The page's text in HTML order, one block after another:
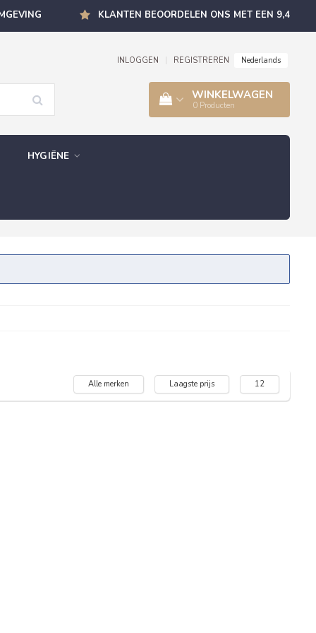
KLANTEN BEOORDELEN ONS MET EEN 9,4
INLOGGEN REGISTREREN Nederlands
WINKELWAGEN
0 Producten
HYGIËNE
Alle merken Laagste prijs 12